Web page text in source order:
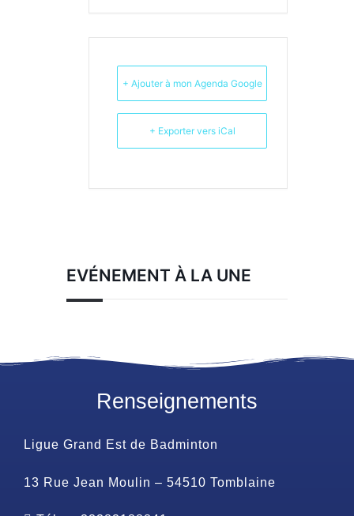
+ Ajouter à mon Agenda Google
+ Exporter vers iCal
EVÉNEMENT À LA UNE
Renseignements
Ligue Grand Est de Badminton
13 Rue Jean Moulin – 54510 Tomblaine